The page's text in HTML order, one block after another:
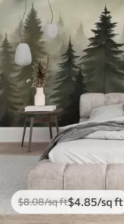
$8.08/sq ft$4 .85/sq ft